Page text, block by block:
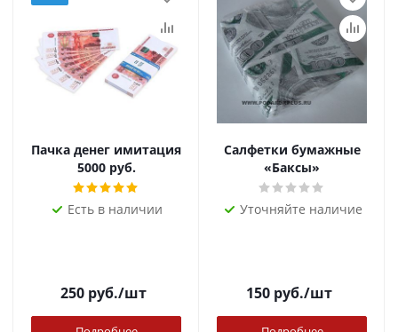
Пачка денег имитация
5000 руб.
Есть в наличии
250руб./шт
Салфетки бумажные
«Баксы»
Уточняйте наличие
150руб./шт